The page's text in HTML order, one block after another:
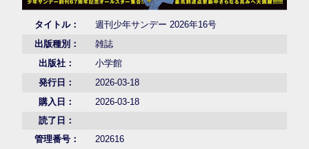
タイトル：
週刊少年サンデー 2026年16号
出版種別：
雑誌
出版社：
小学館
発行日：
2026-03-18
購入日：
2026-03-18
読了日：
管理番号：
202616